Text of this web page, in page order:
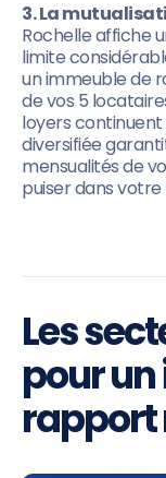
3. La
Rochelle affiche
limite
un immeuble de
de vos 5
loyers
diversifiée
mensualités de
puiser dans
Les
pour
rapport